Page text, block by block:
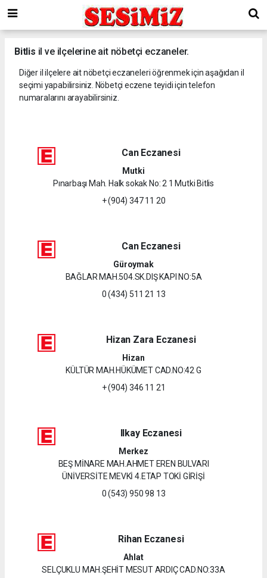
Bitlis il ve ilçelerine ait nöbetçi eczaneler.
Diğer il ilçelere ait nöbetçi eczaneleri öğrenmek için aşağıdan il
seçimi yapabilirsiniz. Nöbetçi eczene teyidi için telefon
numaralarını arayabilirsiniz.
Can Eczanesi
Mutki
Pınarbaşı Mah. Halk sokak No: 2 1 Mutki Bitlis
+ (904) 347 11 20
Can Eczanesi
Güroymak
BAĞLAR MAH.504.SK.DIŞ KAPI NO:5A
0 (434) 511 21 13
Hizan Zara Eczanesi
Hizan
KÜLTÜR MAH.HÜKÜMET CAD.NO:42 G
+ (904) 346 11 21
Ilkay Eczanesi
Merkez
BEŞ MİNARE MAH.AHMET EREN BULVARI
ÜNİVERSİTE MEVKİ 4.ETAP TOKİ GİRİŞİ
0 (543) 950 98 13
Rihan Eczanesi
Ahlat
SELÇUKLU MAH.ŞEHİT MESUT ARDIÇ CAD.NO:33A